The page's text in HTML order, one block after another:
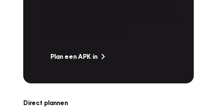
Plan een APK in
Direct plannen